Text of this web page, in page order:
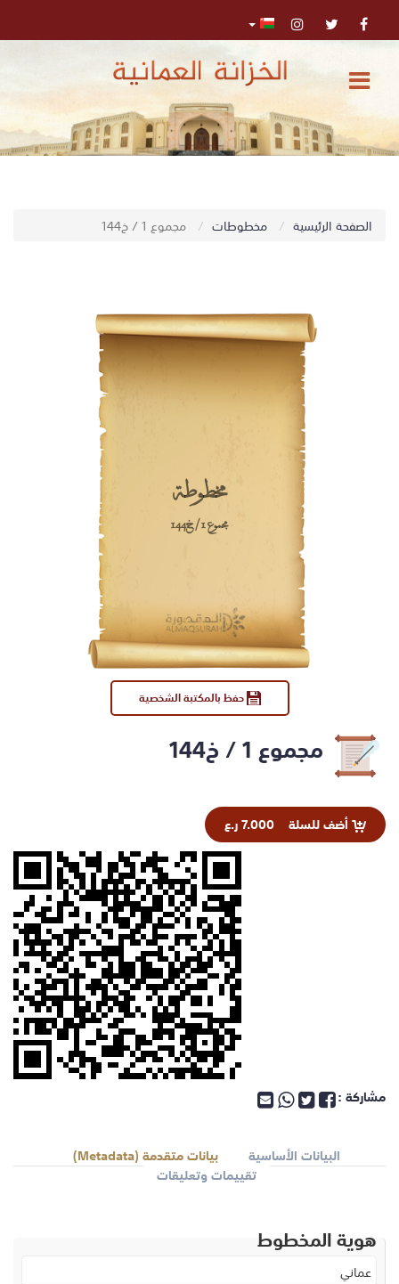
اﺑﺤﺚ
المركز
الإعلامي
معنا
المتقدم
تسجيل
الدخول
الصفحة الرئيسية مخطوطات مجموع 1 / خ144
حفظ بالمكتبة الشخصية
مخطوطة
مجموع 1 / خ144
مجموع 1 / خ144
أضف للسلة 7.000 ر.ع
مشاركة :
البيانات الأساسية
بيانات متقدمة (Metadata)
تقييمات وتعليقات
هوية المخطوط
عماني